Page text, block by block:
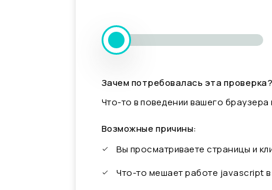
Зачем потребовалась эта проверка?
Что-то в поведении вашего
Возможные причины:
Вы просматриваете страницы и
Что-то мешает работе javascript